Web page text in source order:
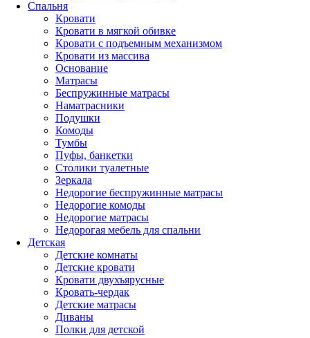
Спальня
Кровати
Кровати в мягкой обивке
Кровати с подъемным механизмом
Кровати из массива
Основание
Матрасы
Беспружинные матрасы
Наматрасники
Подушки
Комоды
Тумбы
Пуфы, банкетки
Столики туалетные
Зеркала
Недорогие беспружинные матрасы
Недорогие комоды
Недорогие матрасы
Недорогая мебель для спальни
Детская
Детские комнаты
Детские кровати
Кровати двухъярусные
Кровать-чердак
Детские матрасы
Диваны
Полки для детской